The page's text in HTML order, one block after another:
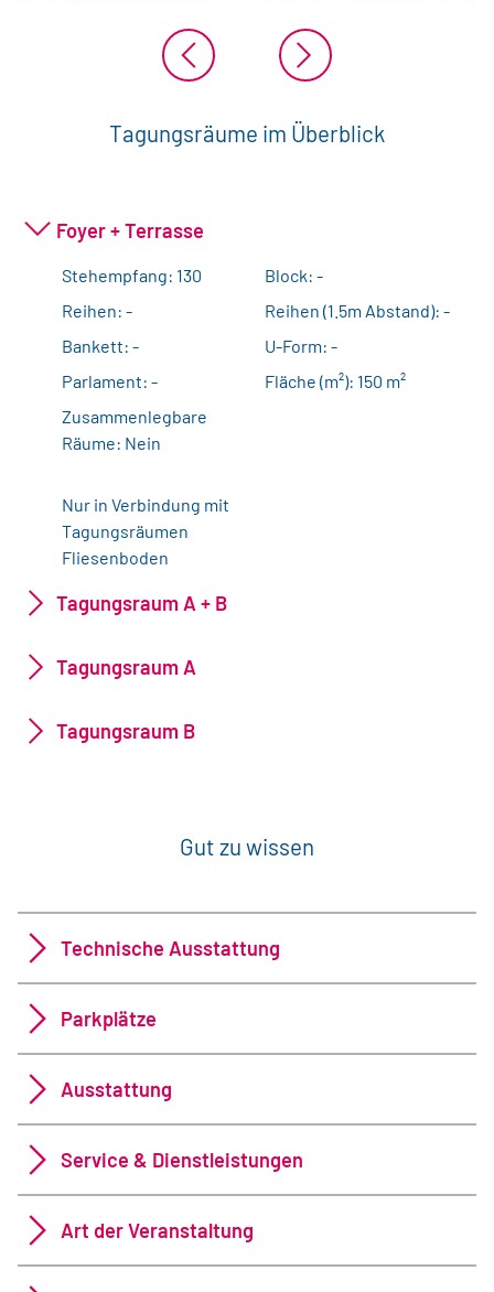
Tagungsräume im Überblick
Foyer + Terrasse
Stehempfang: 130
Block: -
Reihen: -
Reihen (1.5m Abstand): -
Bankett: -
U-Form: -
Parlament: -
Fläche (m²): 150 m²
Zusammenlegbare
Räume: Nein
Nur in Verbindung mit
Tagungsräumen
Fliesenboden
Tagungsraum A + B
Tagungsraum A
Tagungsraum B
Gut zu wissen
Technische Ausstattung
Parkplätze
Ausstattung
Service & Dienstleistungen
Art der Veranstaltung